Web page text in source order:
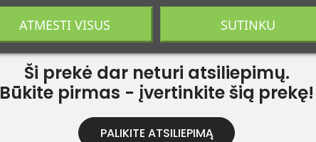
Ši prekė dar neturi atsiliepimų.
Būkite pirmas - įvertinkite šią prekę!
PALIKITE ATSILIEPIMĄ
ATMESTI VISUS SUTINKU